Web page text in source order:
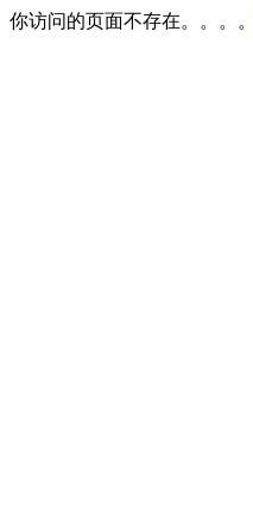
你访问的页面不存在。。。。